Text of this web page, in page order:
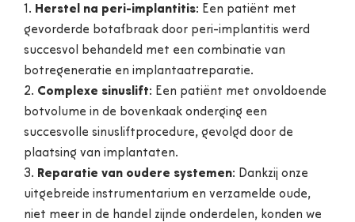
Herstel na peri-implantitis: Een patiënt met
gevorderde botafbraak door peri-implantitis werd
succesvol behandeld met een combinatie van
botregeneratie en implantaatreparatie.
Complexe sinuslift: Een patiënt met onvoldoende
botvolume in de bovenkaak onderging een
succesvolle sinusliftprocedure, gevolgd door de
plaatsing van implantaten.
Reparatie van oudere systemen: Dankzij onze
uitgebreide instrumentarium en verzamelde oude,
niet meer in de handel zijnde onderdelen, konden we